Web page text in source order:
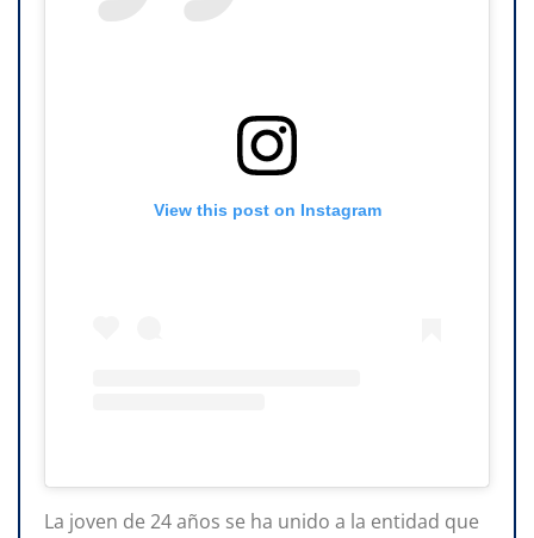
View this post on Instagram
La joven de 24 años se ha unido a la entidad que